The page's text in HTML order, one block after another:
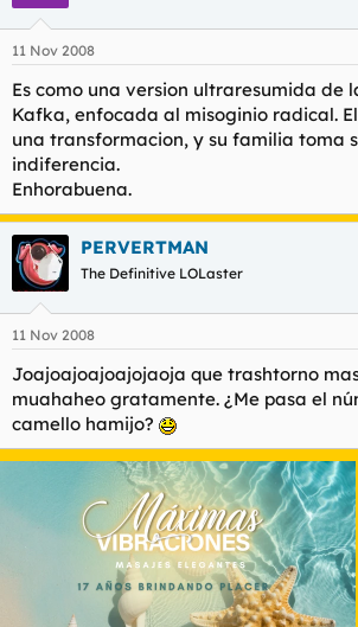
e
:
11 Nov 2008
Es como una version ultraresumida de
Kafka, enfocada al misoginio radical.
una transformacion, y su familia toma
indiferencia.
Enhorabuena.
PERVERTMAN
The Definitive LOLaster
11 Nov 2008
Joajoajoajoajojaoja que trashtorno
muahaheo gratamente. ¿Me pasa el
camello hamijo?